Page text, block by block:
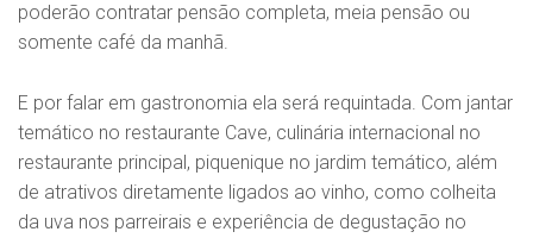
poderão contratar pensão completa, meia pensão ou
somente café da manhã.
E por falar em gastronomia ela será requintada. Com jantar
temático no restaurante Cave, culinária internacional no
restaurante principal, piquenique no jardim temático, além
de atrativos diretamente ligados ao vinho, como colheita
da uva nos parreirais e experiência de degustação no